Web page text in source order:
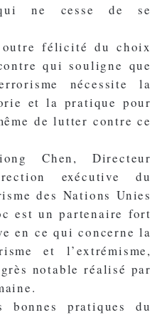
ne cesse de se
outre félicité du choix
qui souligne que
nécessite la
et la pratique pour
de lutter contre ce
Chen, Directeur
exécutive du
des Nations Unies
est un partenaire fort
en ce qui concerne la
et l’extrémisme,
notable réalisé par
pratiques du